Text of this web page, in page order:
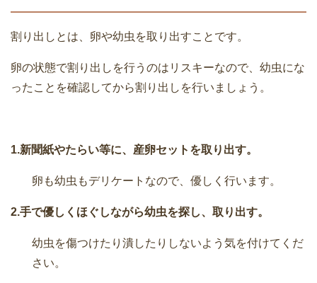
割り出しとは、卵や幼虫を取り出すことです。
卵の状態で割り出しを行うのはリスキーなので、幼虫にな
ったことを確認してから割り出しを行いましょう。
1.新聞紙やたらい等に、産卵セットを取り出す。
卵も幼虫もデリケートなので、優しく行います。
2.手で優しくほぐしながら幼虫を探し、取り出す。
幼虫を傷つけたり潰したりしないよう気を付けてくだ
さい。